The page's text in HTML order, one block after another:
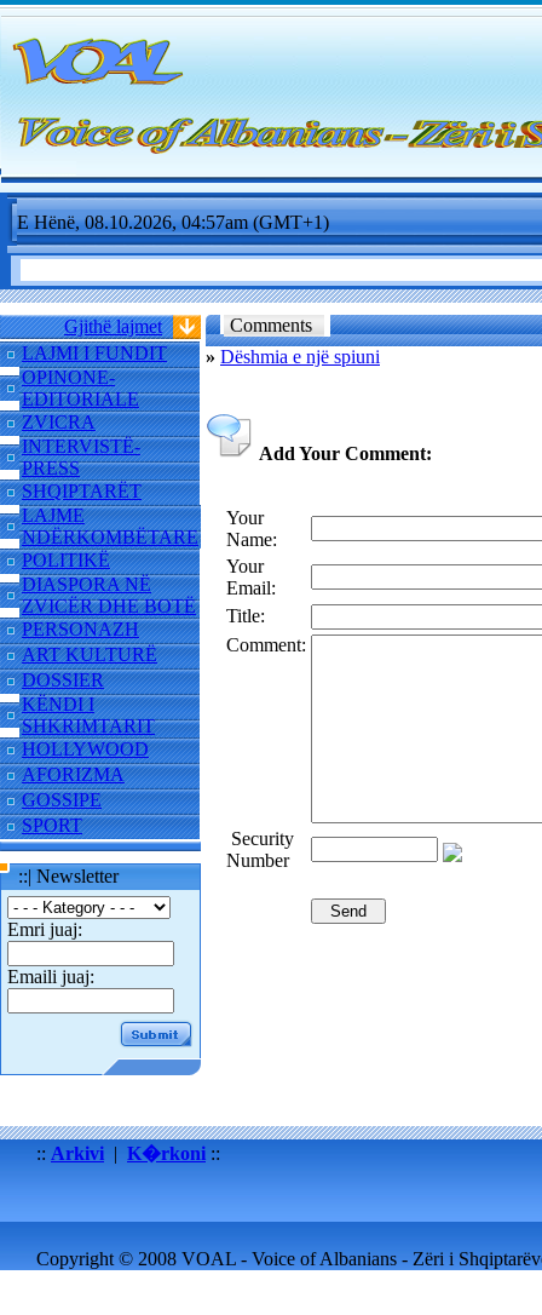
E Hënë, 08.10.2026, 04:57am (GMT+1)
Gjithë lajmet
LAJMI I FUNDIT
OPINONE-
EDITORIALE
ZVICRA
INTERVISTË-
PRESS
SHQIPTARËT
LAJME
NDËRKOMBËTARE
POLITIKË
DIASPORA NË
ZVICËR DHE BOTË
PERSONAZH
ART KULTURË
DOSSIER
KËNDI I
SHKRIMTARIT
HOLLYWOOD
AFORIZMA
GOSSIPE
SPORT
::| Newsletter
Emri juaj:
Emaili juaj:
Comments
» Dëshmia e një spiuni
Add Your Comment:
Your
Name:
Your
Email:
Title:
Comment:
Security
Number
:: Arkivi | K�rkoni ::
Copyright © 2008 VOAL - Voice of Albanians - Zëri i